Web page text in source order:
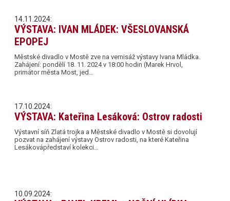
14.11.2024:
VÝSTAVA: IVAN MLÁDEK: VŠESLOVANSKÁ
EPOPEJ
Městské divadlo v Mostě zve na vernisáž výstavy Ivana Mládka.
Zahájení: pondělí 18. 11. 2024 v 18:00 hodin (Marek Hrvol,
primátor města Most, jed…
17.10.2024:
VÝSTAVA: Kateřina Lesáková: Ostrov radosti
Výstavní síň Zlatá trojka a Městské divadlo v Mostě si dovolují
pozvat na zahájení výstavy Ostrov radosti, na které Kateřina
Lesákovápředstaví kolekci…
10.09.2024: